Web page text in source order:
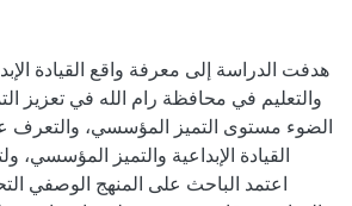
هدفت الدراسة إلى معرفة واقع القيادة
والتعليم في محافظة رام الله في تعزيز
الضوء مستوى التميز المؤسسي، والتعرف
القيادة الإبداعية والتميز المؤسسي،
اعتمد الباحث على المنهج الوصفي